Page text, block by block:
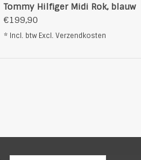
Tommy Hilfiger Midi Rok, blauw
€199,90
* Incl. btw Excl. Verzendkosten